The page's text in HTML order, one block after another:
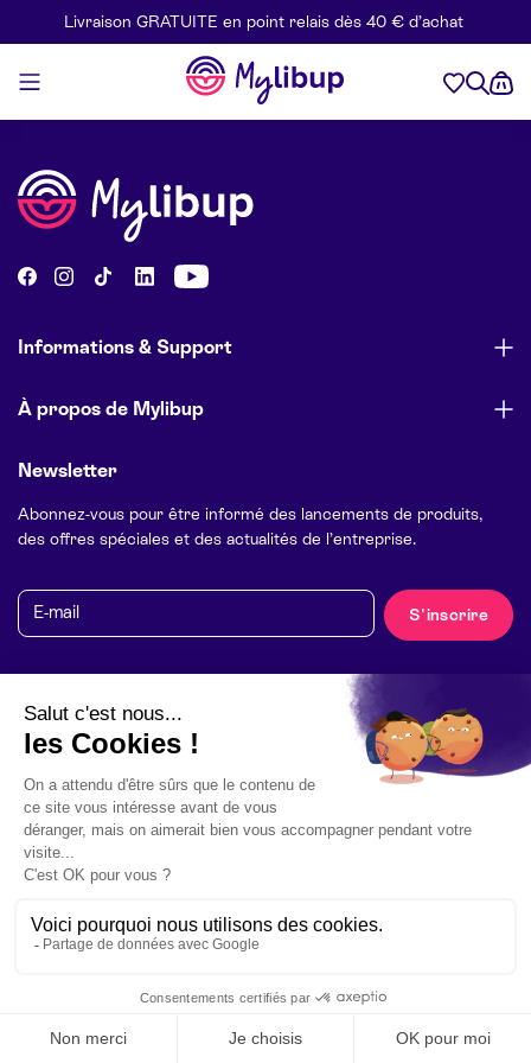
Aller au contenu
Livraison GRATUITE en point relais dès 40 € d’achat
Mylibup
Informations & Support
À propos de Mylibup
Newsletter
Abonnez-vous pour être informé des lancements de produits,
des offres spéciales et des actualités de l’entreprise.
E-mail
S'inscrire
© Mylibup 2026 – Tous droits réservés